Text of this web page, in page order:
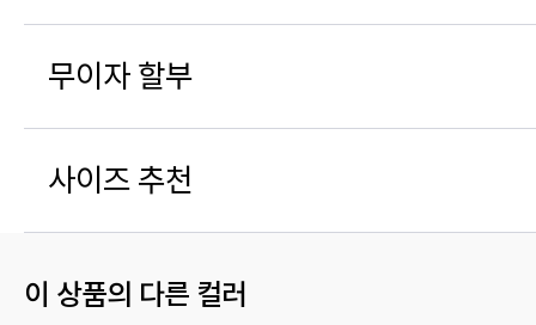
무이자 할부
사이즈 추천
이 상품의 다른 컬러